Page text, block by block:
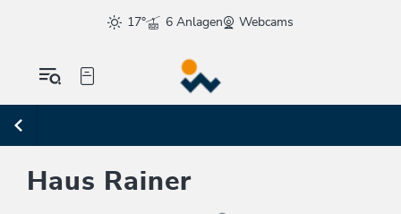
17° 6 Anlagen Webcams
Haus Rainer